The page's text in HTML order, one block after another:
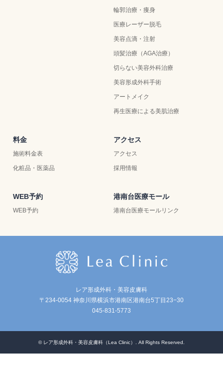
輪郭治療・痩身
医療レーザー脱毛
美容点滴・注射
頭髪治療（AGA治療）
切らない美容外科治療
美容形成外科手術
アートメイク
再生医療による美肌治療
料金
施術料金表
化粧品・医薬品
アクセス
アクセス
採用情報
WEB予約
WEB予約
港南台医療モール
港南台医療モールリンク
レア形成外科・美容皮膚科
〒234-0054 神奈川県横浜市港南区港南台5丁目23−30
045-831-5773
© レア形成外科・美容皮膚科（Lea Clinic） . All Rights Reserved.